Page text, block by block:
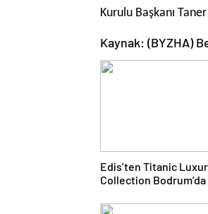
Kurulu Başkanı
Kaynak: (BYZHA)
Edis’ten Titanic
Collection Bodrum’da Bayram
Performans